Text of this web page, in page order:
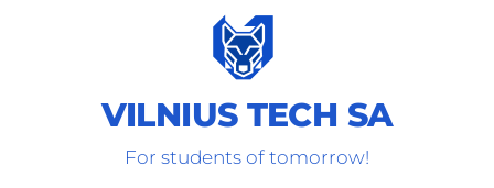
VILNIUS TECH SA
For students of tomorrow!